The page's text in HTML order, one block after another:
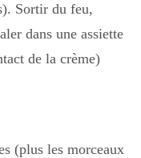
Sortir du feu,
dans une assiette
de la crème)
(plus les morceaux